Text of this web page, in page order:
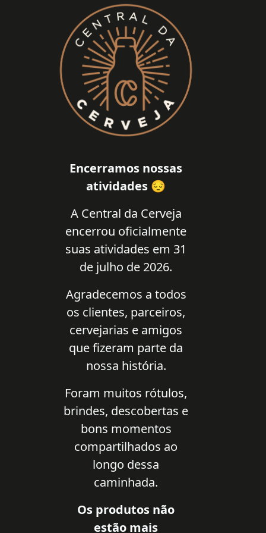
Encerramos nossas
atividades 😔
A Central da Cerveja
encerrou oficialmente
suas atividades em 31
de julho de 2026.
Agradecemos a todos
os clientes, parceiros,
cervejarias e amigos
que fizeram parte da
nossa história.
Foram muitos rótulos,
brindes, descobertas e
bons momentos
compartilhados ao
longo dessa
caminhada.
Os produtos não
estão mais